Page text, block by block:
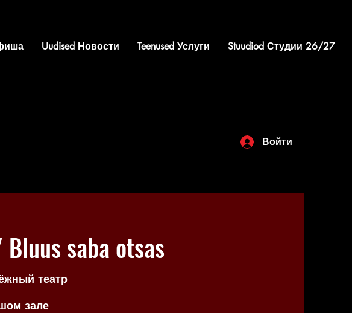
Uudised Новости Teenused Услуги Stuudiod Студии 26/27
Войти
saba otsas
театр
зале